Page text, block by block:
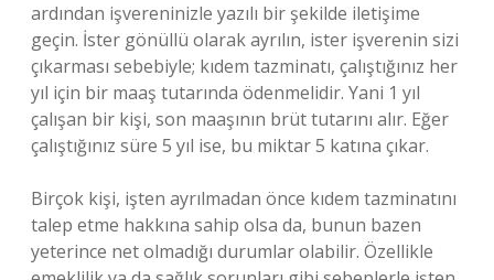
ardından işvereninizle yazılı bir şekilde iletişime
geçin. İster gönüllü olarak ayrılın, ister işverenin sizi
çıkarması sebebiyle; kıdem tazminatı, çalıştığınız her
yıl için bir maaş tutarında ödenmelidir. Yani 1 yıl
çalışan bir kişi, son maaşının brüt tutarını alır. Eğer
çalıştığınız süre 5 yıl ise, bu miktar 5 katına çıkar.
Birçok kişi, işten ayrılmadan önce kıdem tazminatını
talep etme hakkına sahip olsa da, bunun bazen
yeterince net olmadığı durumlar olabilir. Özellikle